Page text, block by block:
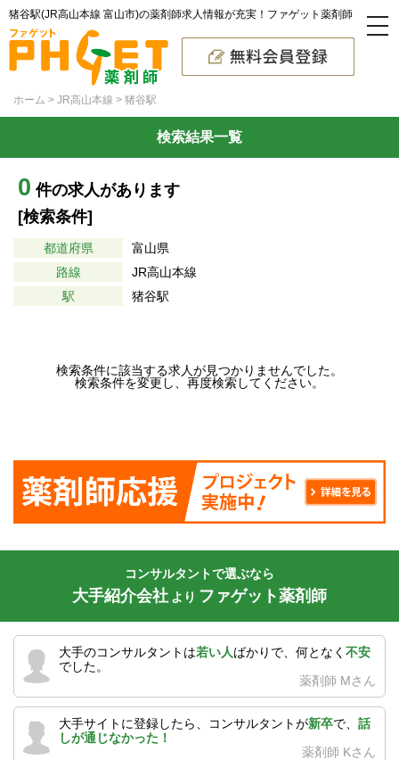
猪谷駅(JR高山本線 富山市)の薬剤師求人情報が充実！ファゲット薬剤師
ホーム JR高山本線 猪谷駅
検索結果一覧
0 件の求人があります
[検索条件]
都道府県
富山県
路線
JR高山本線
駅
猪谷駅
検索条件に該当する求人が見つかりませんでした。
検索条件を変更し、再度検索してください。
コンサルタントで選ぶなら
大手紹介会社 より ファゲット薬剤師
大手のコンサルタントは若い人ばかりで、何となく 不安
でした。
薬剤師 Mさん
大手サイトに登録したら、コンサルタントが新卒で、 話
しが通じなかった！
薬剤師 Kさん